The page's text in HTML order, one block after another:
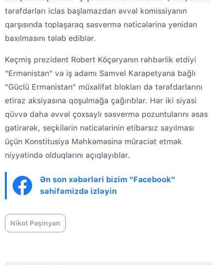
tərəfdarları iclas başlamazdan əvvəl komissiyanın
qarşısında toplaşaraq səsvermə nəticələrinə yenidən
baxılmasını tələb ediblər.
Keçmiş prezident Robert Köçəryanın rəhbərlik etdiyi
"Ermənistan" və iş adamı Samvel Karapetyana bağlı
"Güclü Ermənistan" müxalifət blokları da tərəfdarlarını
etiraz aksiyasına qoşulmağa çağırıblar. Hər iki siyasi
qüvvə daha əvvəl çoxsaylı səsvermə pozuntularını əsas
gətirərək, seçkilərin nəticələrinin etibarsız sayılması
üçün Konstitusiya Məhkəməsinə müraciət etmək
niyyətində olduqlarını açıqlayıblar.
Ən son xəbərləri bizim "Facebook"
səhifəmizdə izləyin
Nikol Paşinyan